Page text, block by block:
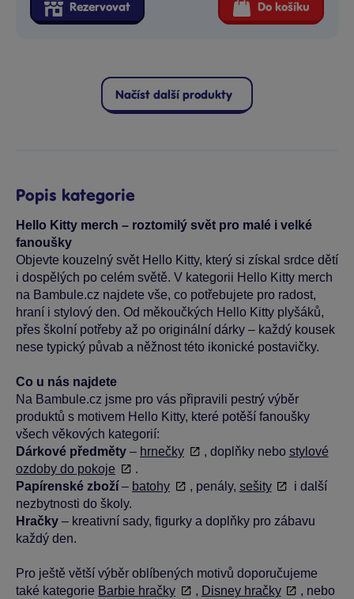
Rezervovat Do košíku
Načíst další produkty
Popis kategorie
Hello Kitty merch – roztomilý svět pro malé i velké
fanoušky
Objevte kouzelný svět Hello Kitty, který si získal srdce dětí
i dospělých po celém světě. V kategorii Hello Kitty merch
na Bambule.cz najdete vše, co potřebujete pro radost,
hraní i stylový den. Od měkoučkých Hello Kitty plyšáků,
přes školní potřeby až po originální dárky – každý kousek
nese typický půvab a něžnost této ikonické postavičky.
Co u nás najdete
Na Bambule.cz jsme pro vás připravili pestrý výběr
produktů s motivem Hello Kitty, které potěší fanoušky
všech věkových kategorií:
Dárkové předměty – hrnečky , doplňky nebo stylové
ozdoby do pokoje
.
Papírenské zboží – batohy , penály, sešity
i další
nezbytnosti do školy.
Hračky – kreativní sady, figurky a doplňky pro zábavu
každý den.
Pro ještě větší výběr oblíbených motivů doporučujeme
také kategorie Barbie hračky , Disney hračky
, nebo